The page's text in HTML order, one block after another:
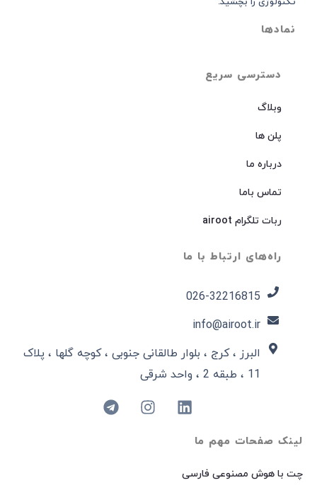
لینک صفحات مهم ما
چت با هوش مصنوعی فارسی
دسترسی سریع
وبلاگ
پلن ها
درباره ما
تماس باما
ربات تلگرام airoot
راه‌های ارتباط با ما
026-32216815​
info@airoot.ir
البرز ، کرج ، بلوار طالقانی جنوبی ، کوچه گلها ، پلاک
11 ، طبقه 2 ، واحد شرقی
نمادها